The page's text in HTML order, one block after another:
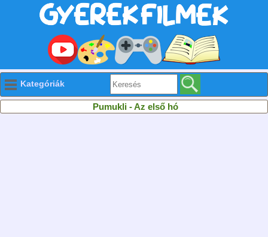
Kategóriák
Pumukli - Az első hó